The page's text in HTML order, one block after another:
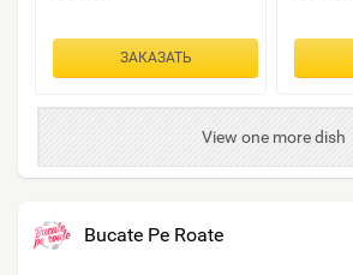
ЗАКАЗАТЬ
View one more dish
Bucate Pe Roate